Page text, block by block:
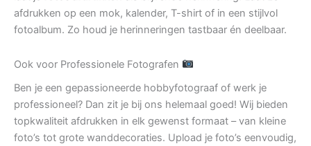
afdrukken op een mok, kalender, T-shirt of in een stijlvol
fotoalbum. Zo houd je herinneringen tastbaar én deelbaar.
Ook voor Professionele Fotografen
Ben je een gepassioneerde hobbyfotograaf of werk je
professioneel? Dan zit je bij ons helemaal goed! Wij bieden
topkwaliteit afdrukken in elk gewenst formaat – van kleine
foto’s tot grote wanddecoraties. Upload je foto’s eenvoudig,